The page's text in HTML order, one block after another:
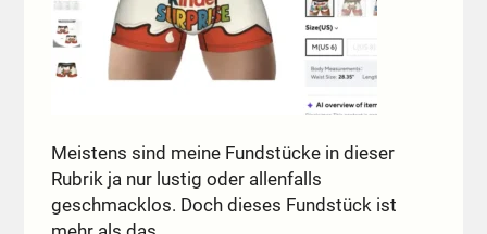
Meistens sind meine Fundstücke in dieser
Rubrik ja nur lustig oder allenfalls
geschmacklos. Doch dieses Fundstück ist